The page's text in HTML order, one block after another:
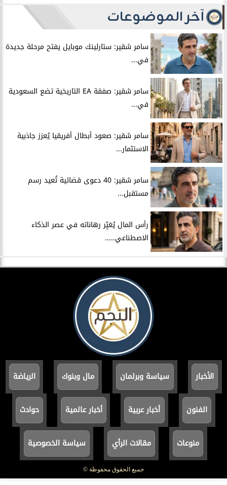
آخر الموضوعات
سامر شقير: ستارلينك موبايل يفتح مرحلة جديدة
في...
سامر شقير: صفقة EA التاريخية تضع السعودية
في...
سامر شقير: صعود أبطال أفريقيا يُعزز جاذبية
الاستثمار...
سامر شقير: 40 دعوى قضائية تُعيد رسم
مستقبل...
رأس المال يُغيِّر رهاناته في عصر الذكاء
الاصطناعي.....
الأخبار سياسة وبرلمان مال وبنوك الرياضة
الفنون أخبار عربية أخبار عالمية حوادث
منوعات مقالات الرأي سياسة الخصوصية
جميع الحقوق محفوظة ©